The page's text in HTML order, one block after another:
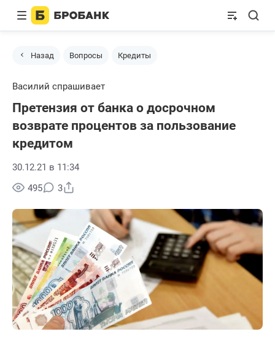
Назад Вопросы Кредиты
Василий спрашивает
Претензия от банка о досрочном
возврате процентов за пользование
кредитом
30.12.21 в 11:34
495
3